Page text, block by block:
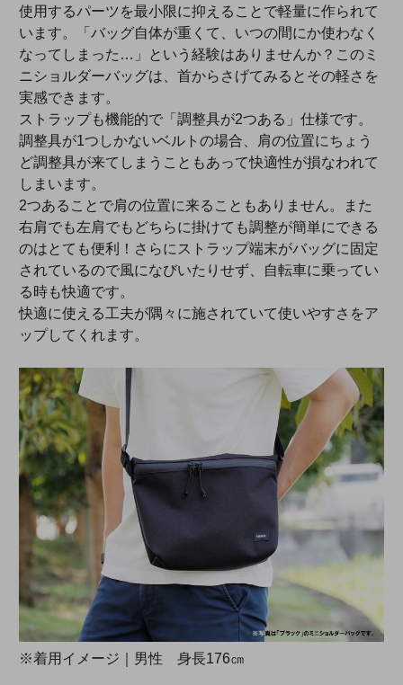
使用するパーツを最小限に抑えることで軽量に作られて
います。「バッグ自体が重くて、いつの間にか使わなく
なってしまった…」という経験はありませんか？このミ
ニショルダーバッグは、首からさげてみるとその軽さを
実感できます。
ストラップも機能的で「調整具が2つある」仕様です。
調整具が1つしかないベルトの場合、肩の位置にちょう
ど調整具が来てしまうこともあって快適性が損なわれて
しまいます。
2つあることで肩の位置に来ることもありません。また
右肩でも左肩でもどちらに掛けても調整が簡単にできる
のはとても便利！さらにストラップ端末がバッグに固定
されているので風になびいたりせず、自転車に乗ってい
る時も快適です。
快適に使える工夫が隅々に施されていて使いやすさをア
ップしてくれます。
※着用イメージ｜男性 身長176㎝